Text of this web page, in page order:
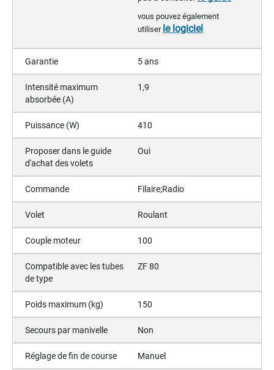
vous pouvez également
utiliser le logiciel
Garantie 5 ans
Intensité maximum
absorbée (A)
1,9
Puissance (W) 410
Proposer dans le guide
d'achat des volets
Oui
Commande Filaire;Radio
Volet Roulant
Couple moteur 100
Compatible avec les tubes
de type
ZF 80
Poids maximum (kg) 150
Secours par manivelle Non
Réglage de fin de course Manuel